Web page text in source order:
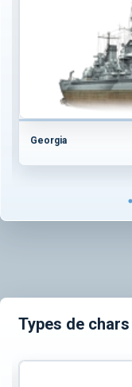
Georgia
Types de chars